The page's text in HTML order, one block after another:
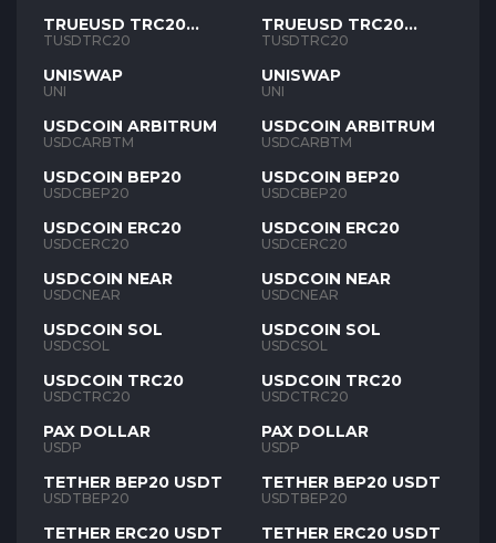
TRUEUSD TRC20
TUSD
TUSDTRC20
UNISWAP
UNI
USDCOIN ARBITRUM
USDCARBTM
USDCOIN BEP20
USDCBEP20
USDCOIN ERC20
USDCERC20
USDCOIN NEAR
USDCNEAR
USDCOIN SOL
USDCSOL
USDCOIN TRC20
USDCTRC20
PAX DOLLAR
USDP
TETHER BEP20 USDT
USDTBEP20
TETHER ERC20 USDT
TRUEUSD TRC20
TUSD
TUSDTRC20
UNISWAP
UNI
USDCOIN ARBITRUM
USDCARBTM
USDCOIN BEP20
USDCBEP20
USDCOIN ERC20
USDCERC20
USDCOIN NEAR
USDCNEAR
USDCOIN SOL
USDCSOL
USDCOIN TRC20
USDCTRC20
PAX DOLLAR
USDP
TETHER BEP20 USDT
USDTBEP20
TETHER ERC20 USDT